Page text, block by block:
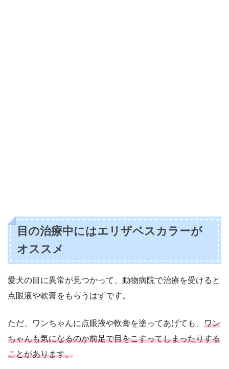
目の治療中にはエリザベスカラーが
オススメ
愛犬の目に異常が見つかって、動物病院で治療を受けると
点眼液や軟膏をもらうはずです。
ただ、ワンちゃんに点眼液や軟膏を塗ってあげても、 ワン
ちゃんも気になるのか前足で目をこすってしまったりする
ことがあります。